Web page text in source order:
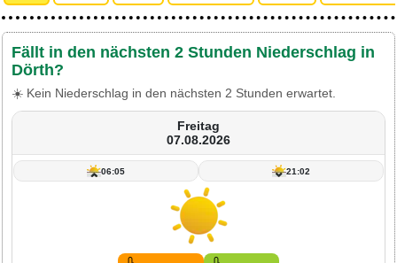
Fällt in den nächsten 2 Stunden Niederschlag in
Dörth?
☀️ Kein Niederschlag in den nächsten 2 Stunden erwartet.
Freitag
07.08.2026
06:05 21:02